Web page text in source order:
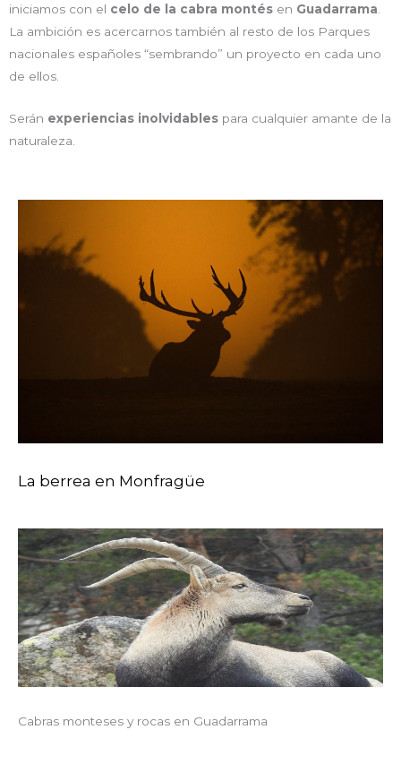
iniciamos con el celo de la cabra montés en Guadarrama
La ambición es acercarnos también al resto de los Parques
nacionales españoles “sembrando” un proyecto en cada uno
de ellos.
Serán experiencias inolvidables para cualquier amante de la
naturaleza.
La berrea en Monfragüe
Cabras monteses y rocas en Guadarrama